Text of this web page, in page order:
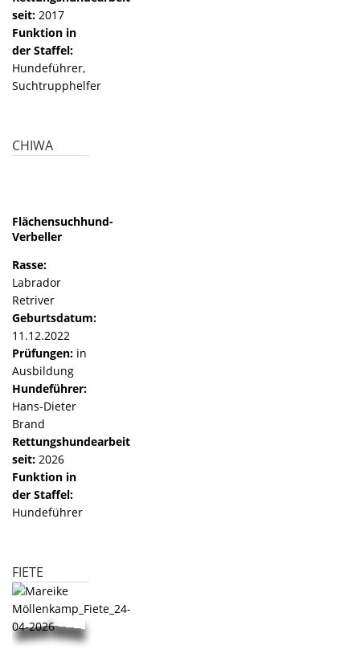
seit: 2017
Funktion in
der Staffel:
Hundeführer,
Suchtrupphelfer
CHIWA
Flächensuchhund-
Verbeller
Rasse:
Labrador
Retriver
Geburtsdatum:
11.12.2022
Prüfungen: in
Ausbildung
Hundeführer:
Hans-Dieter
Brand
Rettungshundearbeit
seit: 2026
Funktion in
der Staffel:
Hundeführer
FIETE